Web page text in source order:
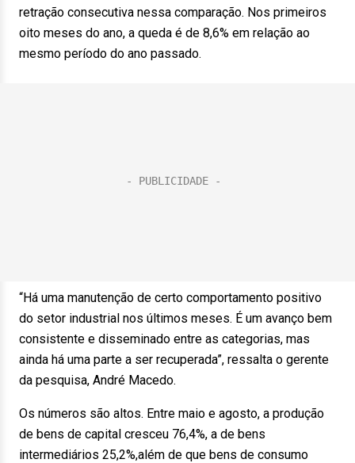
retração consecutiva nessa comparação. Nos primeiros
oito meses do ano, a queda é de 8,6% em relação ao
mesmo período do ano passado.
“Há uma manutenção de certo comportamento positivo
do setor industrial nos últimos meses. É um avanço bem
consistente e disseminado entre as categorias, mas
ainda há uma parte a ser recuperada”, ressalta o gerente
da pesquisa, André Macedo.
Os números são altos. Entre maio e agosto, a produção
de bens de capital cresceu 76,4%, a de bens
intermediários 25,2%,além de que bens de consumo